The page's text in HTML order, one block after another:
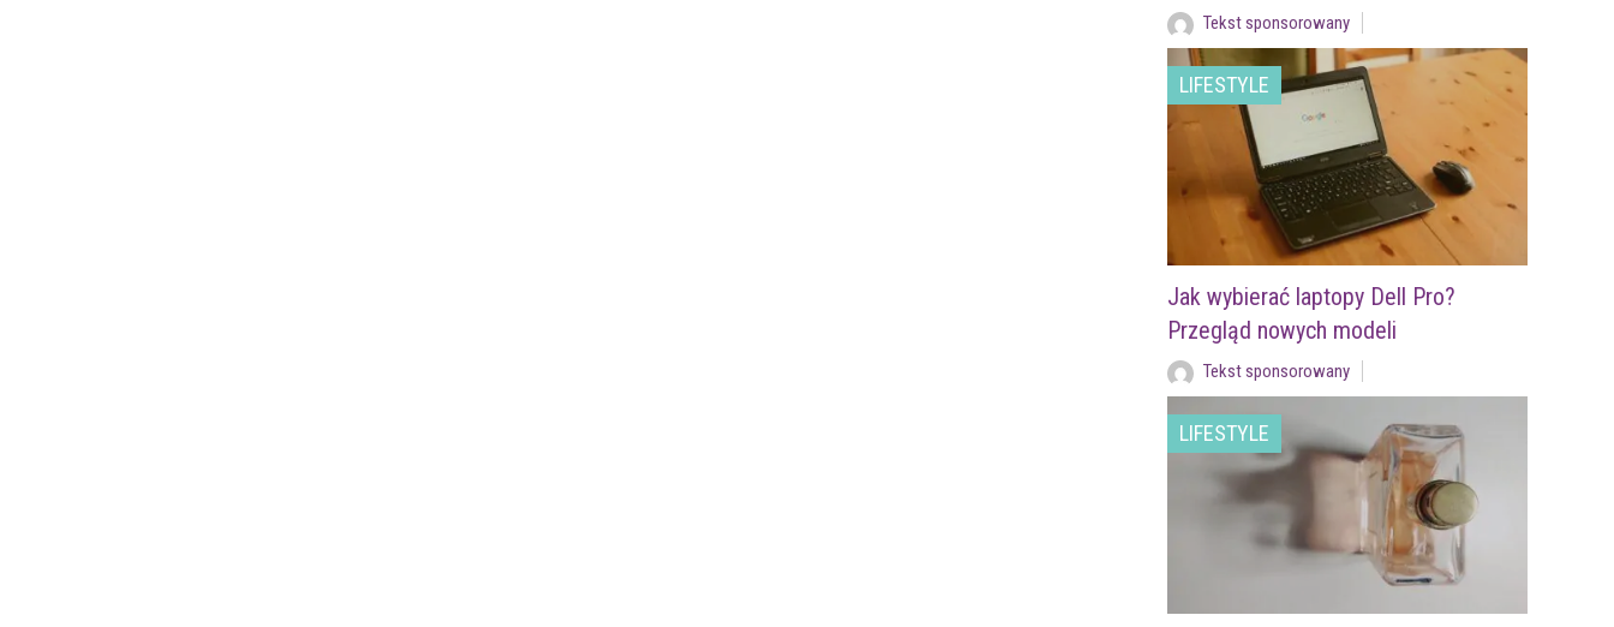
Tekst sponsorowany
LIFESTYLE
Jak wybierać laptopy Dell Pro?
Przegląd nowych modeli
Tekst sponsorowany
LIFESTYLE